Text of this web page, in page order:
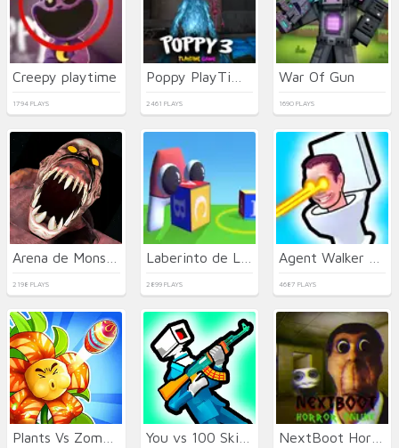
Creepy playtime
1794 PLAYS 2461 PLAYS
War Of Gun
1690 PLAYS
2198 PLAYS 2899 PLAYS 4687 PLAYS